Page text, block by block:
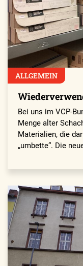
ALLGEMEIN
Bei uns im VCP-
Menge alter
Materialien, die
„umbette“. Die